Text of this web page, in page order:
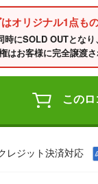
オリジナル1点も
時にSOLD OUTとな
はお客様に完全譲渡さ
この
レジット決済対応